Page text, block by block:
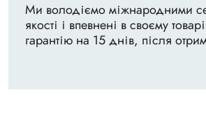
Ми володіємо міжнародними
якості і впевнені в своєму
гарантію на 15 днів, після